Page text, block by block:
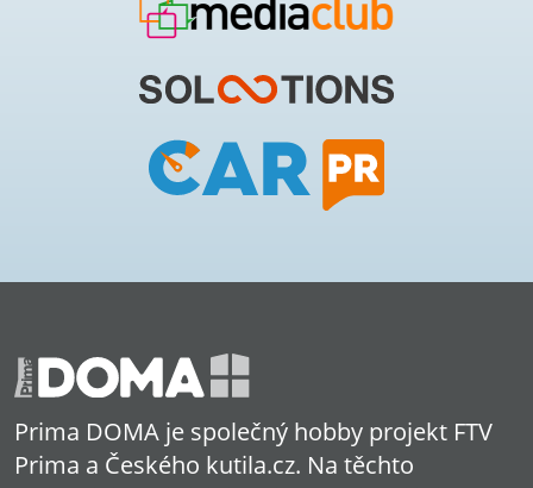
Prima DOMA je společný hobby projekt FTV
Prima a Českého kutila.cz. Na těchto